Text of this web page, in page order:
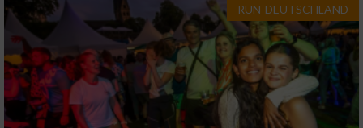
RUN-DEUTSCHLAND